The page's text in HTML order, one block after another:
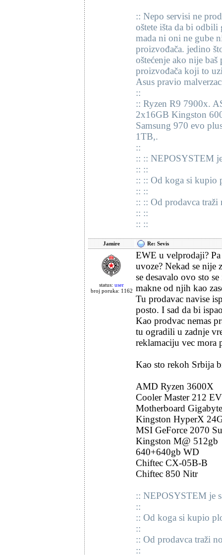
:: Nepo servisi ne
oštete išta da bi
mada ni oni ne gube
proizvođača. jedino
oštećenje ako nije
proizvođača koji to
Asus pravio
::
:: Ryzen R9 7900x.
2x16GB Kingston
Samsung 970 evo
1TB,.
::
:: :: NEPOSYSTEM
:: ::
:: :: Od koga si kupio
:: ::
:: :: Od prodavca
:: ::
:: ::
Jamire Re: Sevis
status: user
broj poruka: 1162
EWE u velprodaji?
uvoze? Nekad se nije
se desavalo ovo sto
makne od njih kao
Tu prodavac navise
posto. I sad da bi
Kao prodvac nemas
tu ogradili u zadnje
reklamaciju vec mora
Kao sto rekoh Srbija
AMD Ryzen 3600X
Cooler Master 212
Motherboard
Kingston HyperX
MSI GeForce 2070
Kingston M@ 512gb
640+640gb WD
Chiftec CX-05B-B
Chiftec 850 Nitr
:: NEPOSYSTEM je
::
:: Od koga si kupio
::
:: Od prodavca traži
::